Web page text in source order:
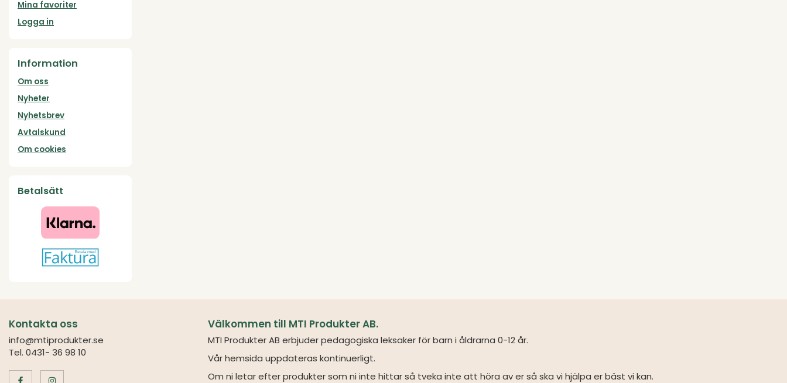
Mina favoriter
Logga in
Information
Om oss
Nyheter
Nyhetsbrev
Avtalskund
Om cookies
Betalsätt
Kontakta oss
info@mtiprodukter.se
Tel. 0431- 36 98 10
Välkommen till MTI Produkter AB.
MTI Produkter AB erbjuder pedagogiska leksaker för barn i åldrarna 0-12 år.
Vår hemsida uppdateras kontinuerligt.
Om ni letar efter produkter som ni inte hittar så tveka inte att höra av er så ska vi hjälpa er bäst vi kan.